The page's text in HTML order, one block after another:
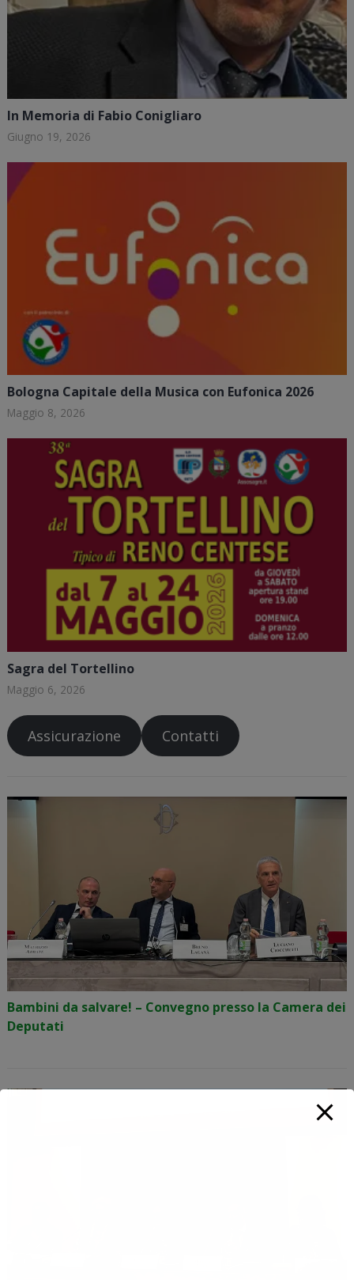
In Memoria di Fabio Conigliaro
Giugno 19, 2026
Bologna Capitale della Musica con Eufonica 2026
Maggio 8, 2026
Sagra del Tortellino
Maggio 6, 2026
Assicurazione Contatti
Bambini da salvare! – Convegno presso la Camera dei
Deputati